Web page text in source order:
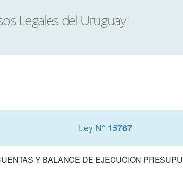
Ley N° 15767
Y BALANCE DE EJECUCION